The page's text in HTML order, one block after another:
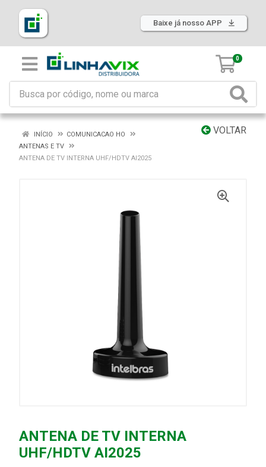
Baixe já nosso APP
0
VOLTAR
INÍCIO
COMUNICACAO HO
ANTENAS E TV
ANTENA DE TV INTERNA UHF/HDTV AI2025
ANTENA DE TV INTERNA
UHF/HDTV AI2025